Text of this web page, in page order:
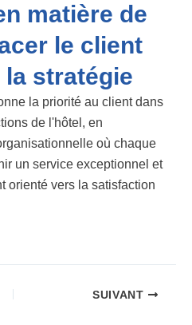
matière de
le client
la stratégie
la priorité au client dans
de l'hôtel, en
où chaque
un service exceptionnel et
orienté vers la satisfaction
SUIVANT